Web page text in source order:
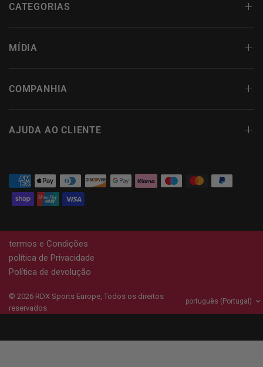
CATEGORIAS
MÍDIA
COMPANHIA
AJUDA AO CLIENTE
termos e Condições
política de Privacidade
Política de devolução
© 2026 RDX Sports Europe, Todos os direitos
reservados.